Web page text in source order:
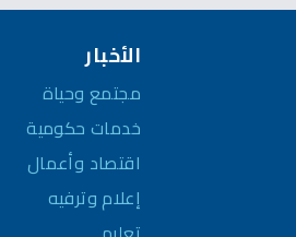
الأخبار
مجتمع وحياة
خدمات حكومية
اقتصاد وأعمال
إعلام وترفيه